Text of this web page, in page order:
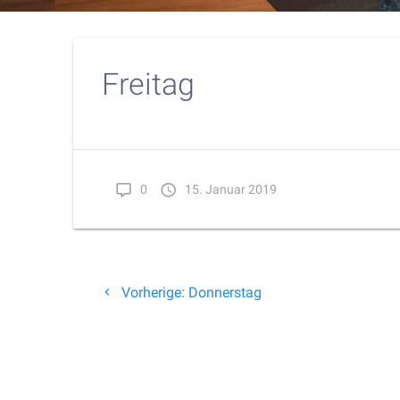
Freitag
0 15. Januar 2019
Beitragsnavigation
Vorherige: Vorheriger
Donnerstag